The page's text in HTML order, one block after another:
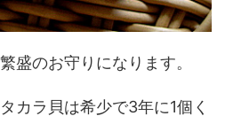
盛のお守りになります。
カラ貝は希少で3年に1個く